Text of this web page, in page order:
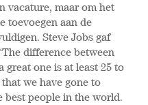
vacature, maar om het
toevoegen aan de
Steve Jobs gaf
difference between
great one is at least 25 to
we have gone to
best people in the world.